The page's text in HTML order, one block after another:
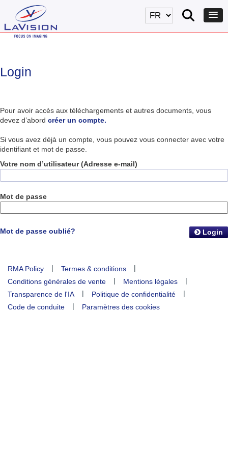
Login
Pour avoir accès aux téléchargements et autres documents, vous
devez d’abord créer un compte.
Si vous avez déjà un compte, vous pouvez vous connecter avec votre
identifiant et mot de passe.
Votre nom d’utilisateur (Adresse e-mail)
Mot de passe
Mot de passe oublié? Login
RMA Policy | Termes & conditions
|
Conditions générales de vente
| Mentions légales
|
Transparence de l'IA
| Politique de confidentialité
|
Code de conduite
| Paramètres des cookies